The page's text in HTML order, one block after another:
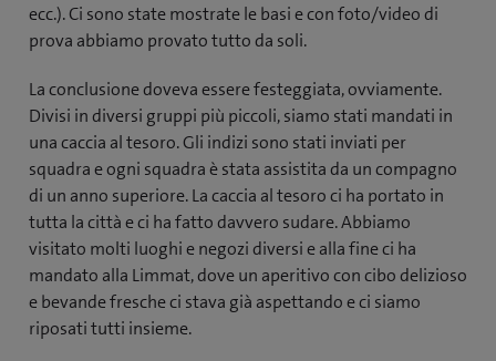
ecc.). Ci sono state mostrate le basi e con foto/video di
prova abbiamo provato tutto da soli.
La conclusione doveva essere festeggiata, ovviamente.
Divisi in diversi gruppi più piccoli, siamo stati mandati in
una caccia al tesoro. Gli indizi sono stati inviati per
squadra e ogni squadra è stata assistita da un compagno
di un anno superiore. La caccia al tesoro ci ha portato in
tutta la città e ci ha fatto davvero sudare. Abbiamo
visitato molti luoghi e negozi diversi e alla fine ci ha
mandato alla Limmat, dove un aperitivo con cibo delizioso
e bevande fresche ci stava già aspettando e ci siamo
riposati tutti insieme.